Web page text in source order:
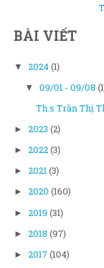
BÀI VIẾT
▼ 2024(1)
▼ 09/01 - 09/08
Th.s Trần Thị
► 2023 (2)
► 2022(3)
► 2021(3)
► 2020 (160)
► 2019 (31)
► 2018 (97)
► 2017 (104)